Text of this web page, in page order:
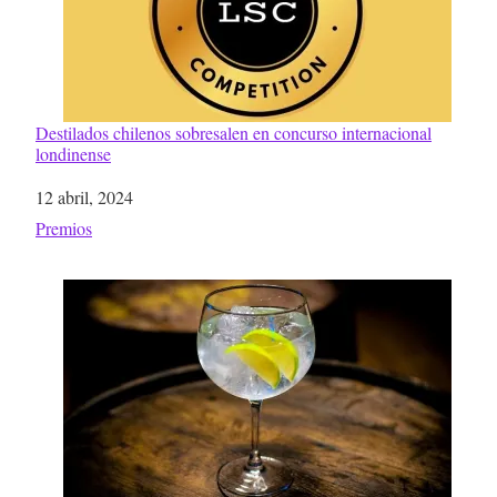
Destilados chilenos sobresalen en concurso internacional
londinense
Fecha
12 abril, 2024
Respecto a
Premios